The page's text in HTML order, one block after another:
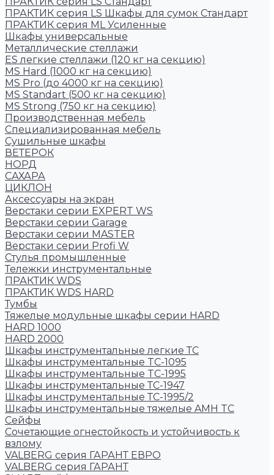
ПРАКТИК серия LS Шкафы для сумок Стандарт
ПРАКТИК серия ML Усиленные
Шкафы универсальные
Металлические стеллажи
ES легкие стеллажи (120 кг на секцию)
MS Hard (1000 кг на секцию)
MS Pro (до 4000 кг на секцию)
MS Standart (500 кг на секцию)
MS Strong (750 кг на секцию)
Производственная мебель
Cпециализированная мебель
Cушильные шкафы
ВЕТЕРОК
НОРД
САХАРА
ЦИКЛОН
Аксессуары на экран
Верстаки серии EXPERT WS
Верстаки серии Garage
Верстаки серии MASTER
Верстаки серии Profi W
Стулья промышленные
Тележки инструментальные
ПРАКТИК WDS
ПРАКТИК WDS HARD
Тумбы
Тяжелые модульные шкафы серии HARD
HARD 1000
HARD 2000
Шкафы инструментальные легкие ТС
Шкафы инструментальные TC-1095
Шкафы инструментальные TC-1995
Шкафы инструментальные ТС-1947
Шкафы инструментальные ТС-1995/2
Шкафы инструментальные тяжелые AMH TC
Сейфы
Cочетающие огнестойкость и устойчивость к
взлому
VALBERG серия ГАРАНТ ЕВРО
VALBERG серия ГАРАНТ